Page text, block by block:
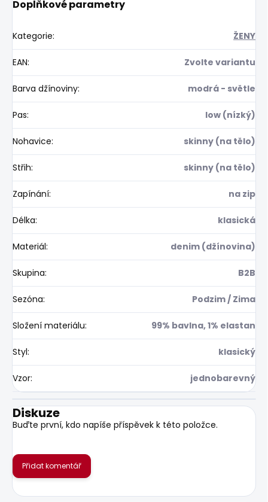
Doplňkové parametry
Kategorie: ŽENY
EAN: Zvolte variantu
Barva džínoviny: modrá - světle
Pas: low (nízký)
Nohavice: skinny (na tělo)
Střih: skinny (na tělo)
Zapínání: na zip
Délka: klasická
Materiál: denim (džínovina)
Skupina: B2B
Sezóna: Podzim / Zima
Složení materiálu: 99% bavlna, 1% elastan
Styl: klasický
Vzor: jednobarevný
Diskuze
Buďte první, kdo napíše příspěvek k této položce.
Přidat komentář